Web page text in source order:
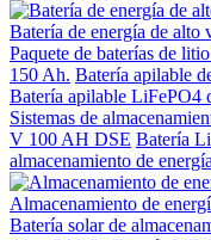
Batería de energía de alto
Paquete de baterías de
150 Ah. Batería apilable
Batería apilable LiFePO4
Sistemas de
V 100 AH DSE Batería
almacenamiento de
Almacenamiento de
Batería solar de